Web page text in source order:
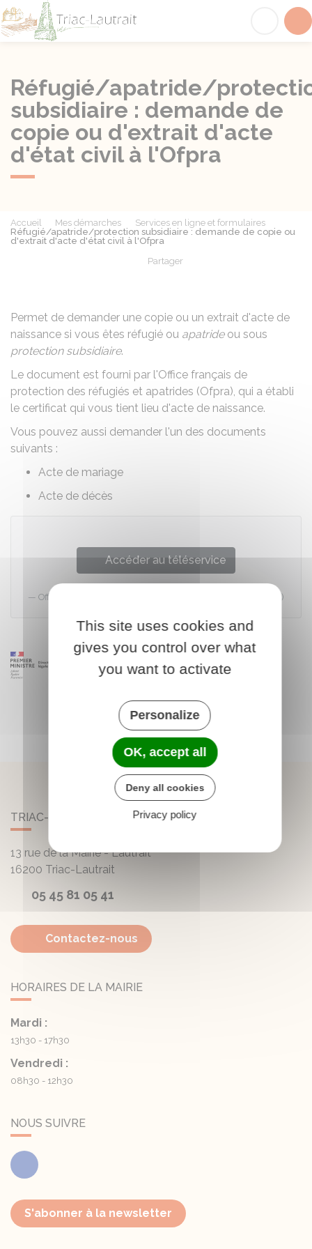
Réfugié/apatride/
subsidiaire : demande de
copie ou d'extrait d'acte
d'état civil à l'Ofpra
Accueil Mes démarches
Services en ligne et formulaires
Réfugié/apatride/protection subsidiaire : demande de copie ou
d'extrait d'acte d'état civil à l'Ofpra
Partager
Permet de demander une copie ou un extrait d'acte de
naissance si vous êtes réfugié ou apatrideou sous
protection subsidiaire.
Le document est fourni par l'Office français de
protection des réfugiés et apatrides (Ofpra), qui a établi
le certificat qui vous tient lieu d'acte de naissance.
Vous pouvez aussi demander l'un des documents
suivants :
Acte de mariage
Acte de décès
Accéder au téléservice
Office français de protection des réfugiés et apatrides (Ofpra)
TRIAC-LAUTRAIT
13 rue de la Mairie - Lautrait
16200 Triac-Lautrait
05 45 81 05 41
Contactez-nous
HORAIRES DE LA MAIRIE
Mardi :
13h30 - 17h30
Vendredi :
08h30 - 12h30
NOUS SUIVRE
Facebook
S'abonner à la newsletter
This site uses cookies and
gives you control over what
you want to activate
Personalize
OK, accept all
Deny all cookies
Privacy policy